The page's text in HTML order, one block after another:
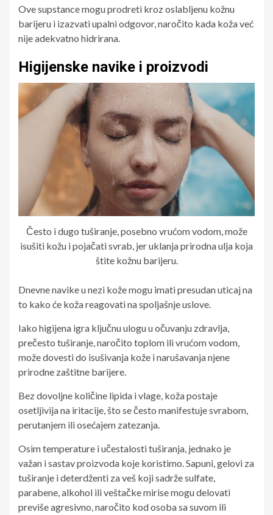
Ove supstance mogu prodreti kroz oslabljenu kožnu
barijeru i izazvati upalni odgovor, naročito kada koža već
nije adekvatno hidrirana.
Higijenske navike i proizvodi
Često i dugo tuširanje, posebno vrućom vodom, može
isušiti kožu i pojačati svrab, jer uklanja prirodna ulja koja
štite kožnu barijeru.
Dnevne navike u nezi kože mogu imati presudan uticaj na
to kako će koža reagovati na spoljašnje uslove.
Iako higijena igra ključnu ulogu u očuvanju zdravlja,
prečesto tuširanje, naročito toplom ili vrućom vodom,
može dovesti do isušivanja kože i narušavanja njene
prirodne zaštitne barijere.
Bez dovoljne količine lipida i vlage, koža postaje
osetljivija na iritacije, što se često manifestuje svrabom,
perutanjem ili osećajem zatezanja.
Osim temperature i učestalosti tuširanja, jednako je
važan i sastav proizvoda koje koristimo. Sapuni, gelovi za
tuširanje i deterdženti za veš koji sadrže sulfate,
parabene, alkohol ili veštačke mirise mogu delovati
previše agresivno, naročito kod osoba sa suvom ili